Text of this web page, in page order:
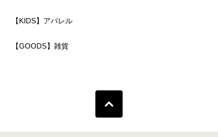
【KIDS】アパレル
【GOODS】雑貨